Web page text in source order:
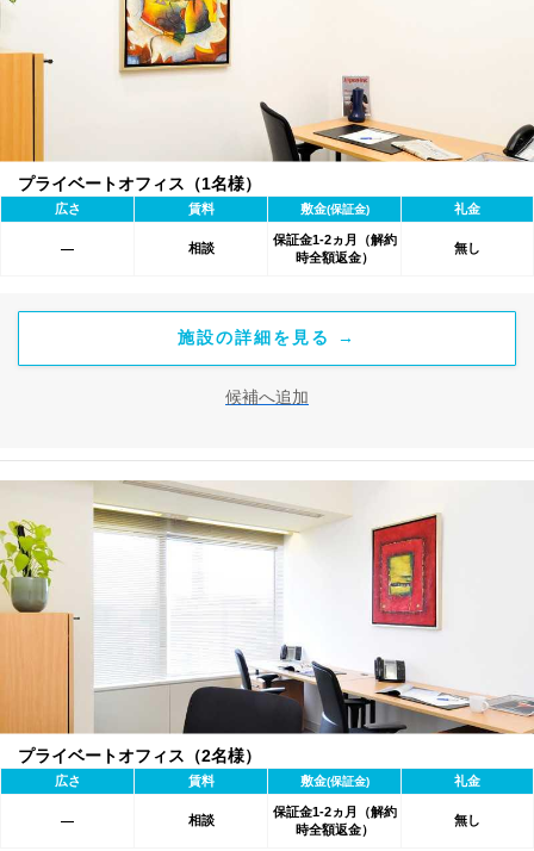
プライベートオフィス（1名様）
広さ 賃料 敷金(保証金) 礼金
― 相談
保証金1-2ヵ月（解約
時全額返金）
無し
施設の詳細を見る →
候補へ追加
プライベートオフィス（2名様）
広さ 賃料 敷金(保証金) 礼金
― 相談
保証金1-2ヵ月（解約
時全額返金）
無し